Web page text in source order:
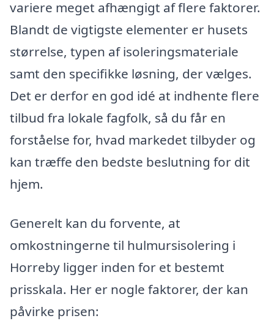
variere meget afhængigt af flere faktorer.
Blandt de vigtigste elementer er husets
størrelse, typen af isoleringsmateriale
samt den specifikke løsning, der vælges.
Det er derfor en god idé at indhente flere
tilbud fra lokale fagfolk, så du får en
forståelse for, hvad markedet tilbyder og
kan træffe den bedste beslutning for dit
hjem.
Generelt kan du forvente, at
omkostningerne til hulmursisolering i
Horreby ligger inden for et bestemt
prisskala. Her er nogle faktorer, der kan
påvirke prisen: